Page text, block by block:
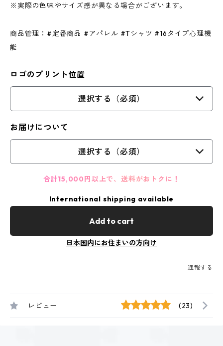
※実際の色味やサイズ感が異なる場合がございます。
商品管理：#定番商品 #アパレル #Tシャツ #16タイプ心理機
能
ロゴのプリント位置
選択する（必須）
お届けについて
選択する（必須）
合計15,000円以上で、送料がおトクに！
International shipping available
Add to cart
日本国内にお住まいの方向け
通報する
レビュー (23)